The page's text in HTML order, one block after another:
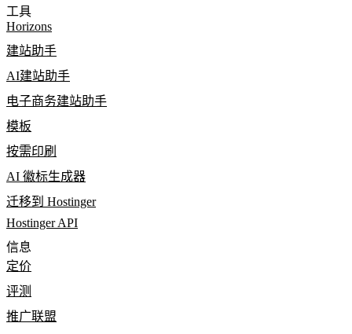
工具
Horizons
建站助手
AI建站助手
电子商务建站助手
模板
按需印刷
AI 徽标生成器
迁移到 Hostinger
Hostinger API
信息
定价
评测
推广联盟